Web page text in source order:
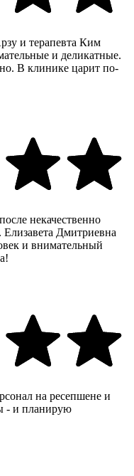
и терапевта Ким
и деликатные.
В клинике царит по-
некачественно
Дмитриевна
и внимательный
на ресепшене и
- и планирую